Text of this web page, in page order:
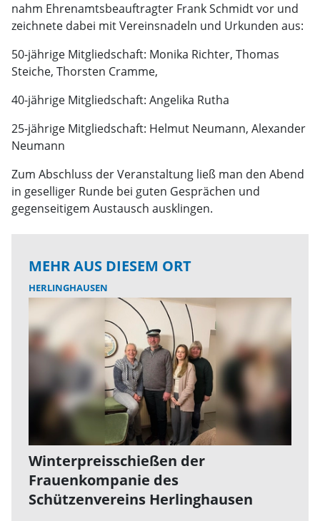
nahm Ehrenamtsbeauftragter Frank Schmidt vor und
zeichnete dabei mit Vereinsnadeln und Urkunden aus:
50-jährige Mitgliedschaft: Monika Richter, Thomas
Steiche, Thorsten Cramme,
40-jährige Mitgliedschaft: Angelika Rutha
25-jährige Mitgliedschaft: Helmut Neumann, Alexander
Neumann
Zum Abschluss der Veranstaltung ließ man den Abend
in geselliger Runde bei guten Gesprächen und
gegenseitigem Austausch ausklingen.
MEHR AUS DIESEM ORT
HERLINGHAUSEN
Winterpreisschießen der
Frauenkompanie des
Schützenvereins Herlinghausen